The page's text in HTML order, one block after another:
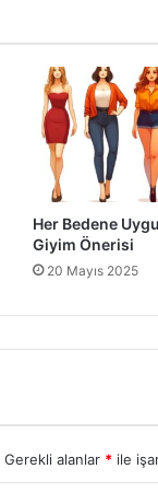
Her Bedene
Giyim Önerisi
20 Mayıs 2025
Gerekli alanlar * ile